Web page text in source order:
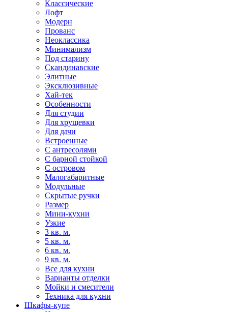
Классические
Лофт
Модерн
Прованс
Неоклассика
Минимализм
Под старину
Скандинавские
Элитные
Эксклюзивные
Хай-тек
Особенности
Для студии
Для хрущевки
Для дачи
Встроенные
С антресолями
С барной стойкой
С островом
Малогабаритные
Модульные
Скрытые ручки
Размер
Мини-кухни
Узкие
3 кв. м.
5 кв. м.
6 кв. м.
9 кв. м.
Все для кухни
Варианты отделки
Мойки и смесители
Техника для кухни
Шкафы-купе